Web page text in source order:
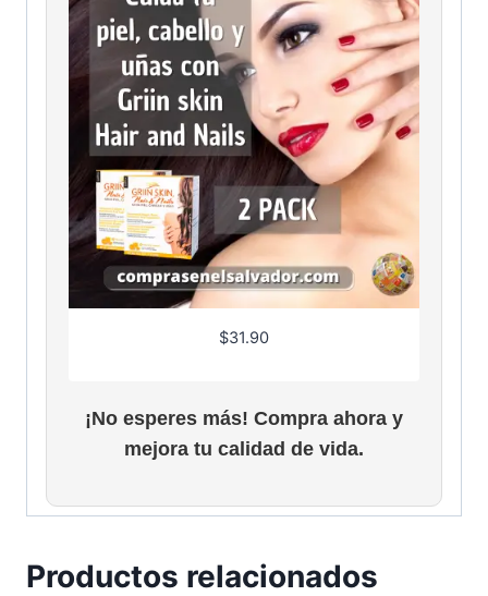
$31.90
¡No esperes más! Compra ahora y
mejora tu calidad de vida.
Productos relacionados